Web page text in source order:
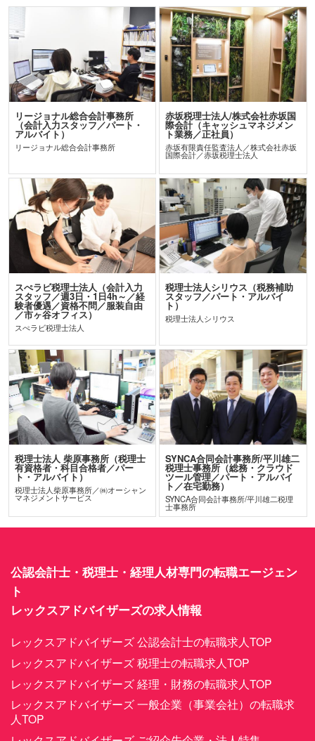
リージョナル総合会計事務所
（会計入力スタッフ／パート・
アルバイト）
リージョナル総合会計事務所
赤坂税理士法人/株式会社赤坂国
際会計（キャッシュマネジメン
ト業務／正社員）
赤坂有限責任監査法人／株式会社赤坂
国際会計／赤坂税理士法人
スぺラビ税理士法人（会計入力
スタッフ／週3日・1日4h～／経
験者優遇／資格不問／服装自由
／市ヶ谷オフィス）
スぺラビ税理士法人
税理士法人シリウス（税務補助
スタッフ／パート・アルバイ
ト）
税理士法人シリウス
税理士法人 柴原事務所（税理士
有資格者・科目合格者／パー
ト・アルバイト）
税理士法人柴原事務所／㈱オーシャン
マネジメントサービス
SYNCA合同会計事務所/平川雄二
税理士事務所（総務・クラウド
ツール管理／パート・アルバイ
ト／在宅勤務）
SYNCA合同会計事務所/平川雄二税理
士事務所
公認会計士・税理士・経理人材専門の転職エージェン
ト
レックスアドバイザーズの求人情報
レックスアドバイザーズ 公認会計士の転職求人TOP
レックスアドバイザーズ 税理士の転職求人TOP
レックスアドバイザーズ 経理・財務の転職求人TOP
レックスアドバイザーズ 一般企業（事業会社）の転職求
人TOP